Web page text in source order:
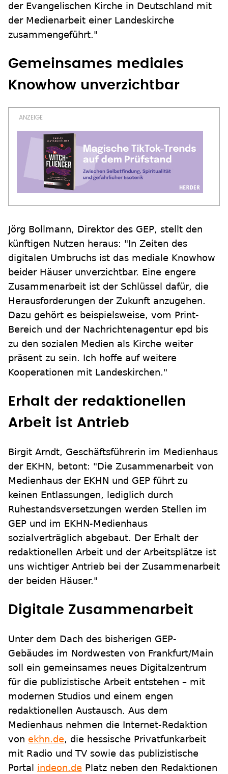
der Evangelischen Kirche in Deutschland mit
der Medienarbeit einer Landeskirche
zusammengeführt."
Gemeinsames mediales
Knowhow unverzichtbar
Jörg Bollmann, Direktor des GEP, stellt den
künftigen Nutzen heraus: "In Zeiten des
digitalen Umbruchs ist das mediale Knowhow
beider Häuser unverzichtbar. Eine engere
Zusammenarbeit ist der Schlüssel dafür, die
Herausforderungen der Zukunft anzugehen.
Dazu gehört es beispielsweise, vom Print-
Bereich und der Nachrichtenagentur epd bis
zu den sozialen Medien als Kirche weiter
präsent zu sein. Ich hoffe auf weitere
Kooperationen mit Landeskirchen."
Erhalt der redaktionellen
Arbeit ist Antrieb
Birgit Arndt, Geschäftsführerin im Medienhaus
der EKHN, betont: "Die Zusammenarbeit von
Medienhaus der EKHN und GEP führt zu
keinen Entlassungen, lediglich durch
Ruhestandsversetzungen werden Stellen im
GEP und im EKHN-Medienhaus
sozialverträglich abgebaut. Der Erhalt der
redaktionellen Arbeit und der Arbeitsplätze ist
uns wichtiger Antrieb bei der Zusammenarbeit
der beiden Häuser."
Digitale Zusammenarbeit
Unter dem Dach des bisherigen GEP-
Gebäudes im Nordwesten von Frankfurt/Main
soll ein gemeinsames neues Digitalzentrum
für die publizistische Arbeit entstehen – mit
modernen Studios und einem engen
redaktionellen Austausch. Aus dem
Medienhaus nehmen die Internet-Redaktion
von ekhn.de, die hessische Privatfunkarbeit
mit Radio und TV sowie das publizistische
Portal indeon.de Platz neben den Redaktionen